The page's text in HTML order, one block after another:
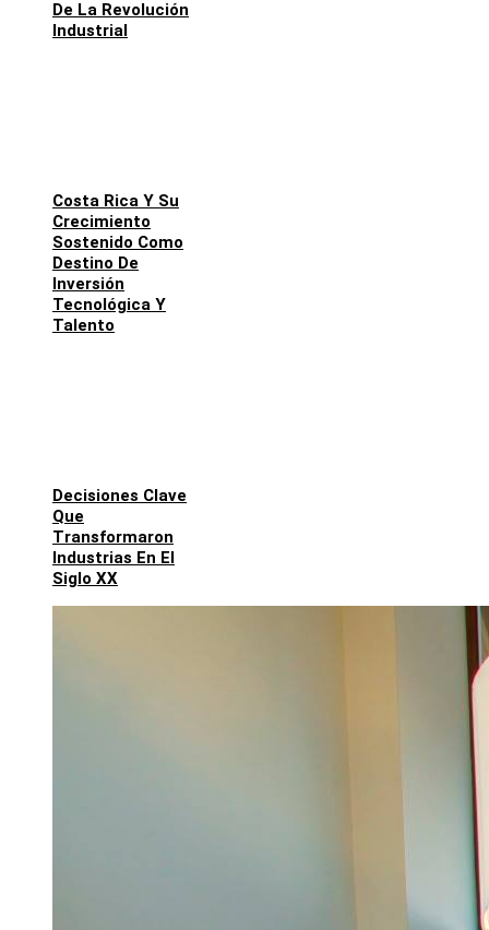
De La Revolución
Industrial
Costa Rica Y Su
Crecimiento
Sostenido Como
Destino De
Inversión
Tecnológica Y
Talento
Decisiones Clave
Que
Transformaron
Industrias En El
Siglo XX